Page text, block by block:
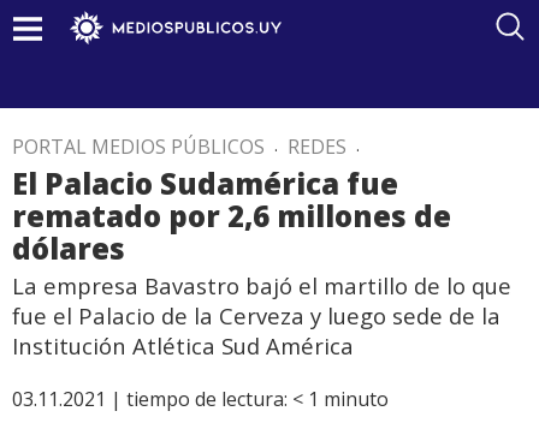
PORTAL MEDIOS PÚBLICOS . REDES .
El Palacio Sudamérica fue
rematado por 2,6 millones de
dólares
La empresa Bavastro bajó el martillo de lo que
fue el Palacio de la Cerveza y luego sede de la
Institución Atlética Sud América
03.11.2021 | tiempo de lectura: < 1 minuto